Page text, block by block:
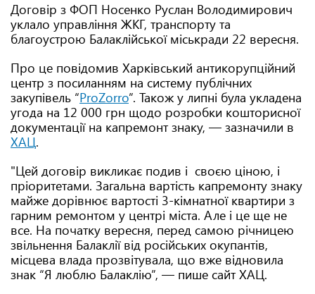
Договір з ФОП Носенко Руслан Володимирович
уклало управління ЖКГ, транспорту та
благоустрою Балаклійської міськради 22 вересня.
Про це повідомив Харківський антикорупційний
центр з посиланням на систему публічних
закупівель “ProZorro”. Також у липні була укладена
угода на 12 000 грн щодо розробки кошторисної
документації на капремонт знаку, — зазначили в
ХАЦ.
"Цей договір викликає подив і своєю ціною, і
пріоритетами. Загальна вартість капремонту знаку
майже дорівнює вартості 3-кімнатної квартири з
гарним ремонтом у центрі міста. Але і це ще не
все. На початку вересня, перед самою річницею
звільнення Балаклії від російських окупантів,
місцева влада прозвітувала, що вже відновила
знак “Я люблю Балаклію”, — пише сайт ХАЦ.